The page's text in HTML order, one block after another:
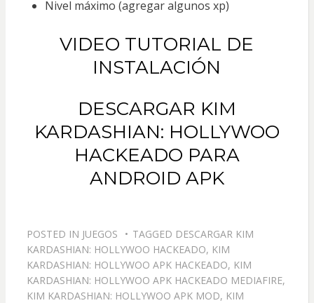
Nivel máximo (agregar algunos xp)
VIDEO TUTORIAL DE
INSTALACIÓN
DESCARGAR KIM
KARDASHIAN: HOLLYWOO
HACKEADO PARA
ANDROID APK
POSTED IN JUEGOS TAGGED DESCARGAR KIM
KARDASHIAN: HOLLYWOO HACKEADO, KIM
KARDASHIAN: HOLLYWOO APK HACKEADO, KIM
KARDASHIAN: HOLLYWOO APK HACKEADO MEDIAFIRE,
KIM KARDASHIAN: HOLLYWOO APK MOD, KIM